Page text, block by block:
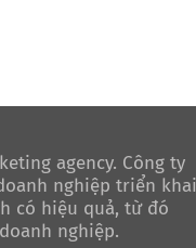
agency. Công ty
nghiệp triển khai
có hiệu quả, từ đó
nghiệp.